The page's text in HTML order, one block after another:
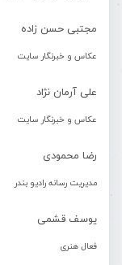
مجتبی حسن زاده
عکاس و خبرنگار سایت
علی آرمان نژاد
عکاس و خبرنگار سایت
رضا محمودی
مدیریت رسانه رادیو بندر
یوسف قشمی
فعال هنری